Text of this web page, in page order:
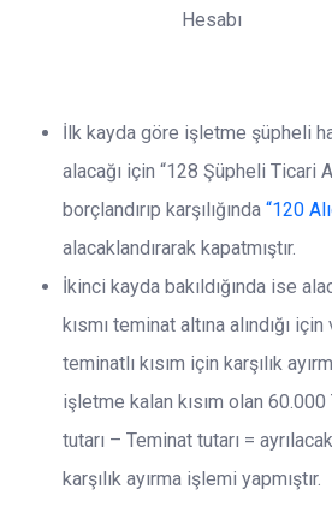
Hesabı
İlk kayda göre işletme şüpheli
alacağı için “128 Şüpheli Ticari
borçlandırıp karşılığında “120
alacaklandırarak kapatmıştır.
İkinci kayda bakıldığında ise
kısmı teminat altına alındığı
teminatlı kısım için karşılık
işletme kalan kısım olan
tutarı – Teminat tutarı =
karşılık ayırma işlemi yapmıştır.